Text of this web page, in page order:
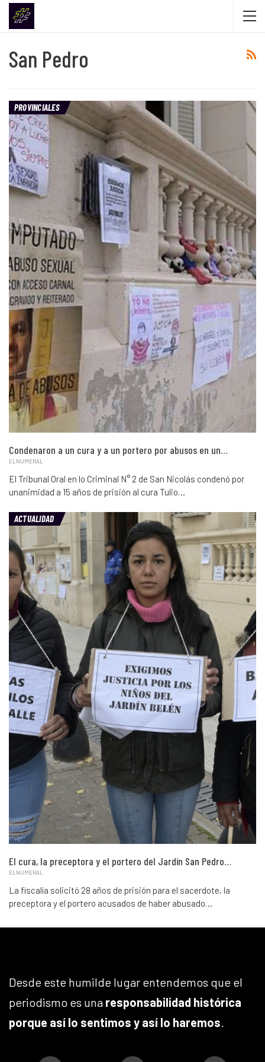
San Pedro
PROVINCIALES
Condenaron a un cura y a un portero por abusos en un…
ELNUMERAL
El Tribunal Oral en lo Criminal N° 2 de San Nicolás condenó por
unanimidad a 15 años de prisión al cura Tulio…
ACTUALIDAD
El cura, la preceptora y el portero del Jardín San Pedro…
ELNUMERAL
La fiscalía solicitó 28 años de prisión para el sacerdote, la
preceptora y el portero acusados de haber abusado…
Desde este humilde lugar entendemos que el
periodismo es una responsabilidad histórica
porque así lo sentimos y así lo haremos.